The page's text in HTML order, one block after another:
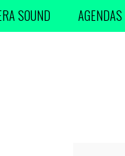
SOUND AGENDAS